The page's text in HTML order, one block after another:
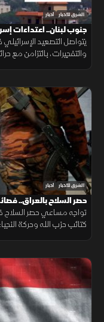
الشرق للأخبار أخبار
جنوب لبنان.. اعتداءات
يتواصل التصعيد
والتفجيرات، بالتزامن مع
الشرق للأخبار أخبار
حصر السلاح بالعراق..
تواجه مساعي حصر السلاح
كتائب حزب الله وحركة